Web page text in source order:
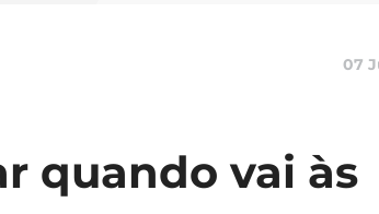
07
quando vai às